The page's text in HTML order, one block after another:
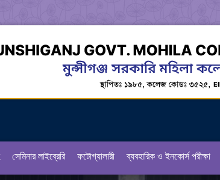
সেমিনার লাইব্রেরি ফটোগ্যালারী ব্যবহারিক ও ইনকোর্স পরীক্ষা